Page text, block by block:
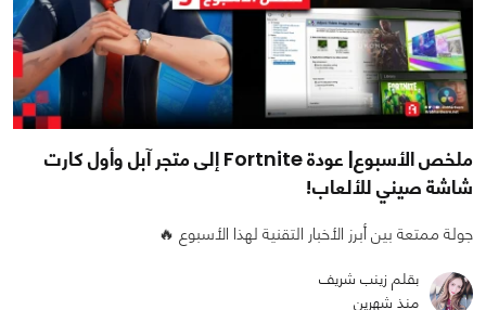
ملخص الأسبوع| عودة Fortnite إلى متجر آبل وأول كارت
شاشة صيني للألعاب!
جولة ممتعة بين أبرز الأخبار التقنية لهذا الأسبوع 🔥
بقلم زينب شريف
منذ شهرين